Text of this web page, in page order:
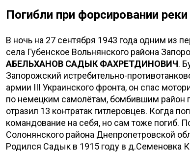
Погибли при форсировании
В ночь на 27 сентября 1943 года одним из
села Губенское Вольнянского района
АБЕЛЬХАНОВ САДЫК ФАХРЕТДИНОВИЧ.
Запорожский истребительно-
армии III Украинского фронта, он спас
по немецким самолётам, бомбившим район
отразил 13 контратак гитлеровцев. Когда
командование на себя, но сам тоже погиб.
Солонянского района Днепропетровской
Родился Садык в 1915 году в д.Семеновка